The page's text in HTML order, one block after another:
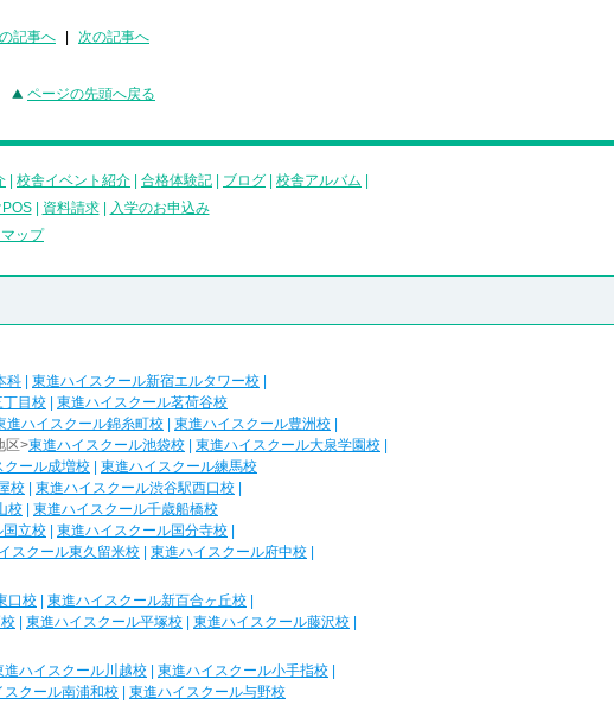
記事へ 次の記事へ
ページの先頭へ戻る
校舎イベント紹介 合格体験記 ブログ 校舎アルバム
| 資料請求|
入学のお申込み
ップ
科 東進ハイスクール新宿エルタワー校
丁目校
東進ハイスクール茗荷谷校
進ハイスクール錦糸町校 東進ハイスクール豊洲校
区>東進ハイスクール池袋校 東進ハイスクール大泉学園校
クール成増校
東進ハイスクール練馬校
校 東進ハイスクール渋谷駅西口校
校
東進ハイスクール千歳船橋校
国立校 東進ハイスクール国分寺校
スクール東久留米校 東進ハイスクール府中校
口校 東進ハイスクール新百合ヶ丘校
東進ハイスクール平塚校 東進ハイスクール藤沢校
進ハイスクール川越校 東進ハイスクール小手指校
スクール南浦和校
東進ハイスクール与野校